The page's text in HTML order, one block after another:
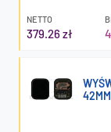
NETTO
379.26 zł